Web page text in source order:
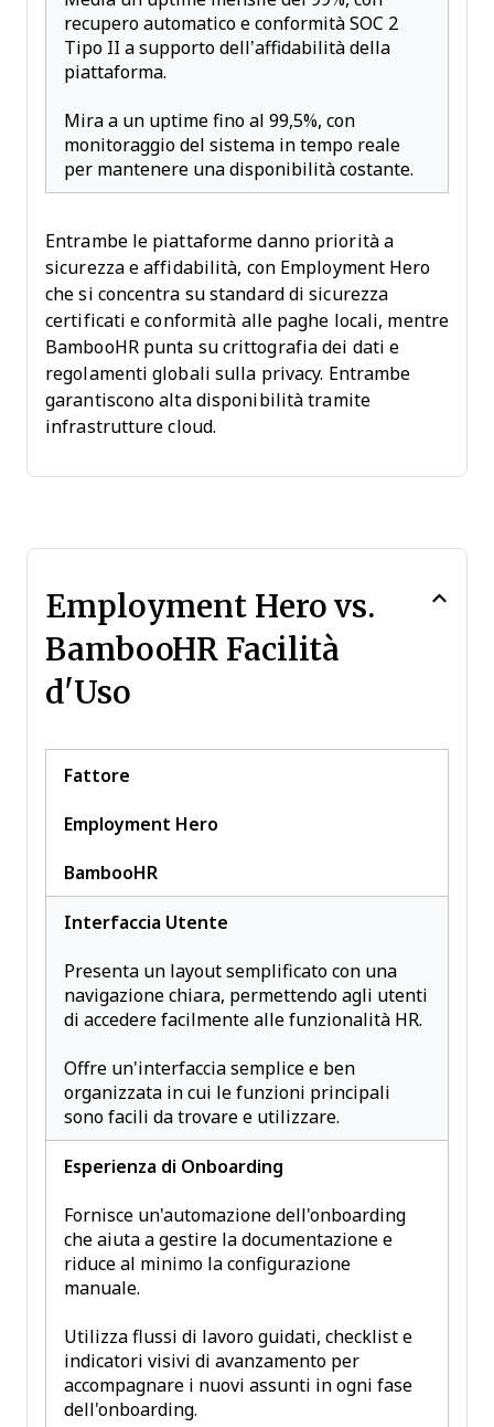
recupero automatico e conformità SOC 2
Tipo II a supporto dell’affidabilità della
piattaforma.
Mira a un uptime fino al 99,5%, con
monitoraggio del sistema in tempo reale
per mantenere una disponibilità costante.
Entrambe le piattaforme danno priorità a
sicurezza e affidabilità, con Employment Hero
che si concentra su standard di sicurezza
certificati e conformità alle paghe locali, mentre
BambooHR punta su crittografia dei dati e
regolamenti globali sulla privacy. Entrambe
garantiscono alta disponibilità tramite
infrastrutture cloud.
Employment Hero vs.
BambooHR Facilità
d'Uso
Fattore
Employment Hero
BambooHR
Interfaccia Utente
Presenta un layout semplificato con una
navigazione chiara, permettendo agli utenti
di accedere facilmente alle funzionalità HR.
Offre un'interfaccia semplice e ben
organizzata in cui le funzioni principali
sono facili da trovare e utilizzare.
Esperienza di Onboarding
Fornisce un'automazione dell'onboarding
che aiuta a gestire la documentazione e
riduce al minimo la configurazione
manuale.
Utilizza flussi di lavoro guidati, checklist e
indicatori visivi di avanzamento per
accompagnare i nuovi assunti in ogni fase
dell'onboarding.